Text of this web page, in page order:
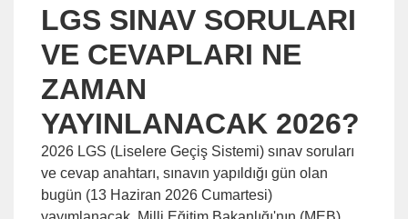
LGS SINAV SORULARI
VE CEVAPLARI NE
ZAMAN
YAYINLANACAK 2026?
2026 LGS (Liselere Geçiş Sistemi) sınav soruları
ve cevap anahtarı, sınavın yapıldığı gün olan
bugün (13 Haziran 2026 Cumartesi)